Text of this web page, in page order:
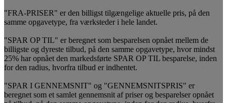
"FRA-PRISER" er den billigst tilgængelige aktuelle pris, på den
samme opgavetype, fra værksteder i hele landet.
"SPAR OP TIL" er beregnet som besparelsen opnået mellem de
billigste og dyreste tilbud, på den samme opgavetype, hvor mindst
25% har opnået den markedsførte SPAR OP TIL besparelse, inden
for den radius, hvorfra tilbud er indhentet.
"SPAR I GENNEMSNIT" og "GENNEMSNITSPRIS" er
beregnet som et samlet gennemsnit af priser og besparelser opnået